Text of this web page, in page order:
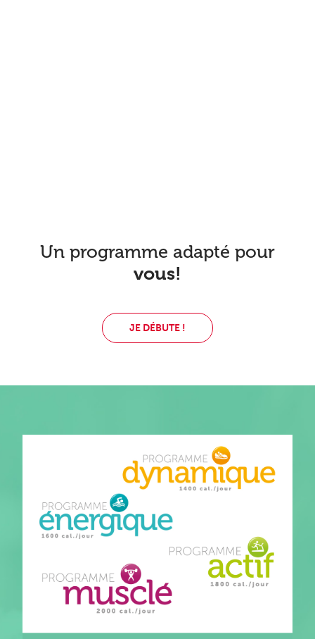
Un programme adapté pour
vous!
JE DÉBUTE !